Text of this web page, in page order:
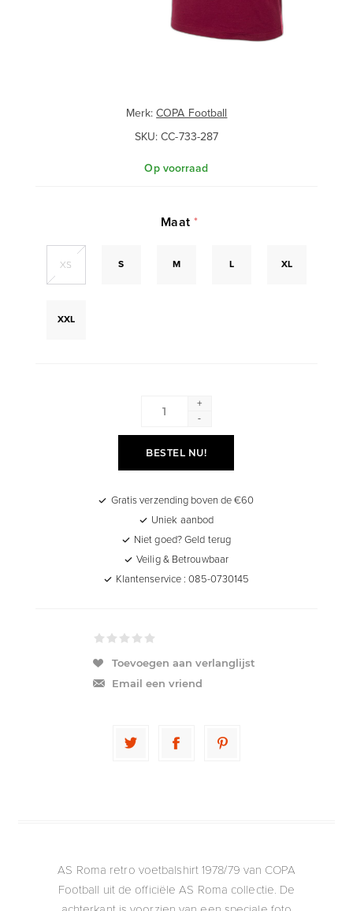
Merk:COPA Football
SKU: CC-733-287
Op voorraad
Maat*
XS S M L XL
XXL
+
-
BESTEL NU!
Gratis verzending boven de €60
Uniek aanbod
Niet goed? Geld terug
Veilig & Betrouwbaar
Klantenservice : 085-0730145
Toevoegen aan verlanglijst
Email een vriend
AS Roma retro voetbalshirt 1978/79 van COPA
Football uit de officiële AS Roma collectie. De